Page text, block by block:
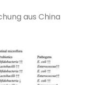
aus China